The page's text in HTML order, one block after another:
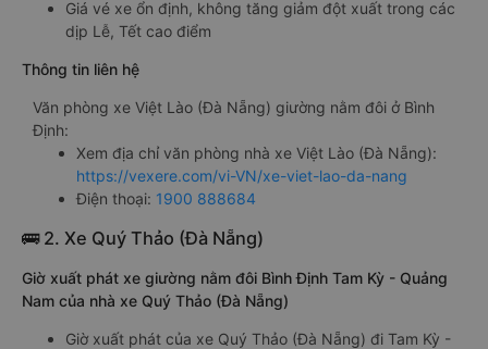
Giá vé xe ổn định, không tăng giảm đột xuất trong các
dịp Lễ, Tết cao điểm
Thông tin liên hệ
Văn phòng xe Việt Lào (Đà Nẵng) giường nằm đôi ở Bình
Định:
Xem địa chỉ văn phòng nhà xe Việt Lào (Đà Nẵng):
https://vexere.com/vi-VN/xe-viet-lao-da-nang
Điện thoại: 1900 888684
🚌 2. Xe Quý Thảo (Đà Nẵng)
Giờ xuất phát xe giường nằm đôi Bình Định Tam Kỳ - Quảng
Nam của nhà xe Quý Thảo (Đà Nẵng)
Giờ xuất phát của xe Quý Thảo (Đà Nẵng) đi Tam Kỳ -